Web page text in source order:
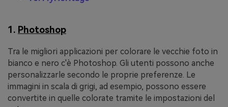
1. Photoshop
Tra le migliori applicazioni per colorare le vecchie foto in
bianco e nero c'è Photoshop. Gli utenti possono anche
personalizzarle secondo le proprie preferenze. Le
immagini in scala di grigi, ad esempio, possono essere
convertite in quelle colorate tramite le impostazioni del